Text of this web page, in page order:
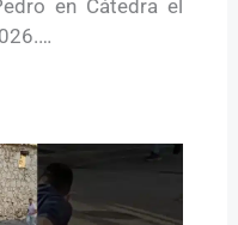
en Cátedra el